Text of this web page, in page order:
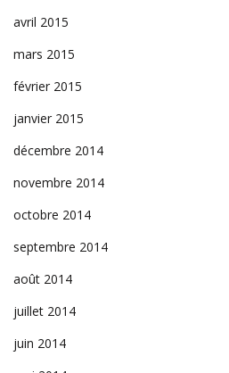
avril 2015
mars 2015
février 2015
janvier 2015
décembre 2014
novembre 2014
octobre 2014
septembre 2014
août 2014
juillet 2014
juin 2014